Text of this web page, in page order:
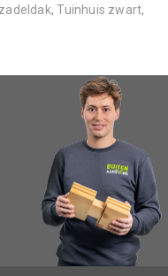
,Tuinhuis zwart,